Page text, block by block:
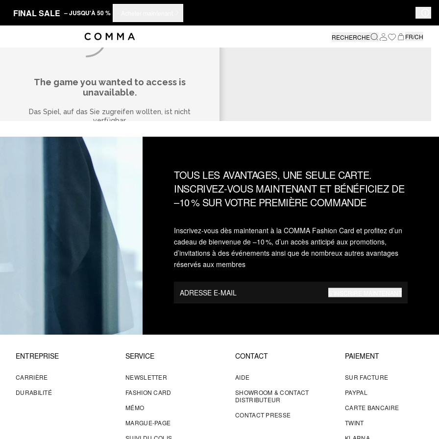
FINAL SALE – JUSQU'À 50 %
RECHERCHE FR/CH
TOUS LES AVANTAGES, UNE SEULE CARTE.
INSCRIVEZ‑VOUS MAINTENANT ET BÉNÉFICIEZ DE
–10 % SUR VOTRE PREMIÈRE COMMANDE
Inscrivez‑vous dès maintenant à la COMMA Fashion Card et profitez d’un
cadeau de bienvenue de –10 %, d’un accès anticipé aux promotions,
d’invitations à des événements ainsi que de nombreux autres avantages
réservés aux membres
ADRESSE E-MAIL
ENTREPRISE
CARRIÈRE
DURABILITÉ
SERVICE
NEWSLETTER
FASHION CARD
MÉMO
MARGUE-PAGE
CONTACT
AIDE
SHOWROOM & CONTACT
DISTRIBUTEUR
CONTACT PRESSE
PAIEMENT
SUR FACTURE
PAYPAL
CARTE BANCAIRE
TWINT